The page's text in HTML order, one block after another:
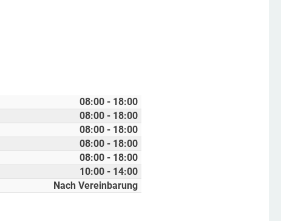
08:00 - 18:00
08:00 - 18:00
08:00 - 18:00
08:00 - 18:00
08:00 - 18:00
10:00 - 14:00
Nach Vereinbarung